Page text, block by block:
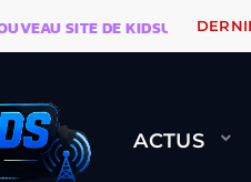
SITE DE KIDSUNE
ACTUS